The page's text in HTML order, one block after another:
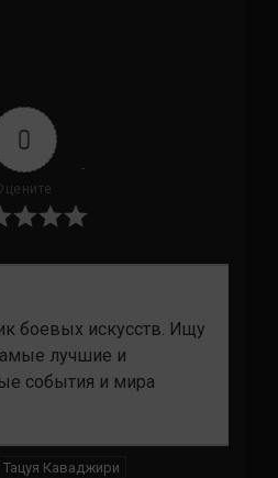
0
боевых искусств. Ищу
лучшие и
события и мира
Тацуя Каваджири